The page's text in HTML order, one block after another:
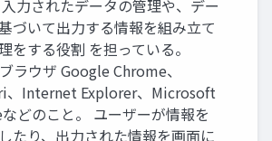
⼒されたデータの管理や、デー
づいて出⼒する情報を組み⽴て
をする役割 を担っている。
ラウザ Google Chrome、
、Internet Explorer、Microsoft
どのこと。 ユーザーが情報を
たり、出⼒された情報を画⾯に